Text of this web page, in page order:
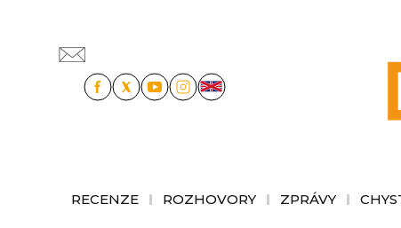
RECENZE ROZHOVORY ZPRÁVY